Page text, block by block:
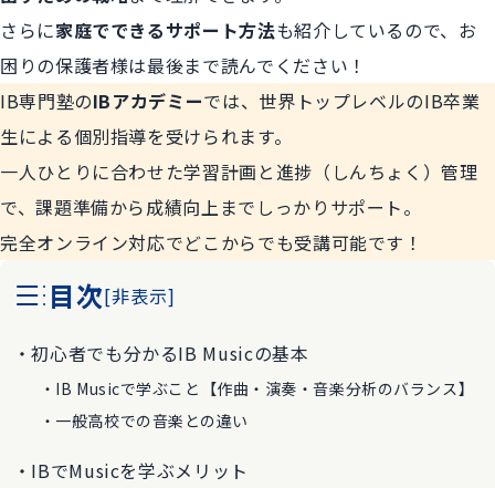
さらに家庭でできるサポート方法も紹介しているので、お
困りの保護者様は最後まで読んでください！
IB専門塾のIBアカデミーでは、世界トップレベルのIB卒業
生による個別指導を受けられます。
一人ひとりに合わせた学習計画と進捗（しんちょく）管理
で、課題準備から成績向上までしっかりサポート。
完全オンライン対応でどこからでも受講可能です！
目次[非表示]
初心者でも分かるIB Musicの基本
IB Musicで学ぶこと【作曲・演奏・音楽分析のバランス】
一般高校での音楽との違い
IBでMusicを学ぶメリット